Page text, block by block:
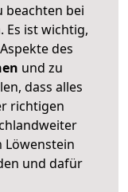
beachten bei
Es ist wichtig,
des
und zu
dass alles
richtigen
Löwenstein
und dafür